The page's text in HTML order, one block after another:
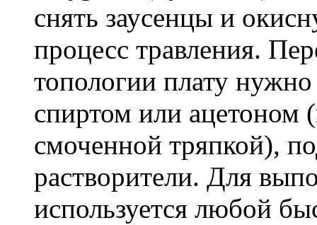
снять заусенцы и
процесс травления.
топологии плату
спиртом или ацетоном
смоченной тряпкой),
растворители. Для
используется любой